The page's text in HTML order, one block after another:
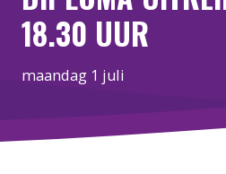
18.30 UUR
maandag 1 juli